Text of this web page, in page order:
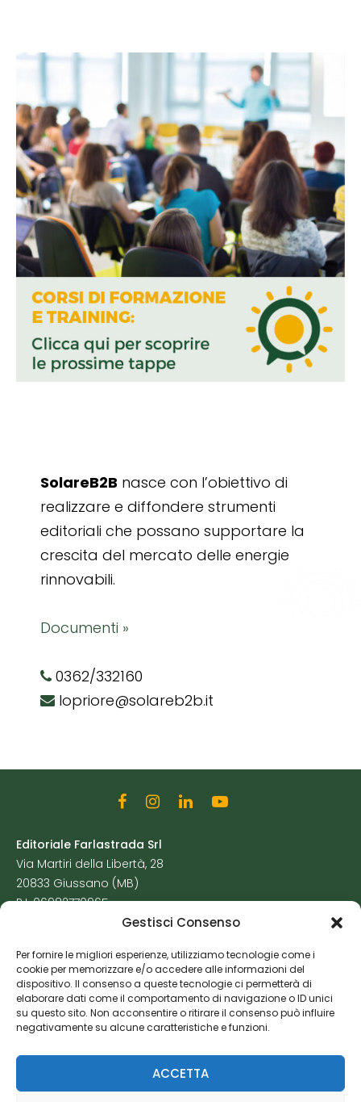
Gestisci Consenso
Per fornire le migliori esperienze, utilizziamo tecnologie come i
cookie per memorizzare e/o accedere alle informazioni del
dispositivo. Il consenso a queste tecnologie ci permetterà di
elaborare dati come il comportamento di navigazione o ID unici
su questo sito. Non acconsentire o ritirare il consenso può influire
negativamente su alcune caratteristiche e funzioni.
ACCETTA
SolareB2B nasce con l’obiettivo di
realizzare e diffondere strumenti
editoriali che possano supportare la
crescita del mercato delle energie
rinnovabili.
Documenti »
0362/332160
lopriore@solareb2b.it
Editoriale Farlastrada Srl
Via Martiri della Libertà, 28
20833 Giussano (MB)
P.I. 06982770965
Cookie Policy
Risorse Aggiuntive